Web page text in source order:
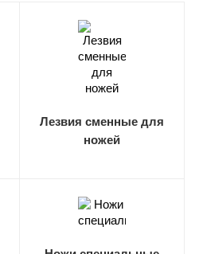
Лезвия сменные для
ножей